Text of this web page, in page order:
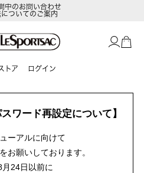
中のお問い合わせ
ついてのご案内
トア ログイン
ワード再設定について】
ーアルに向けて
お願いしております。
24日以前に